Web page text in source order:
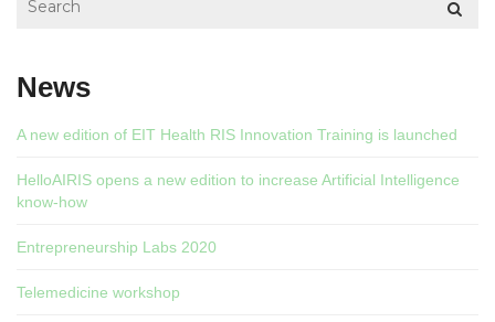
News
A new edition of EIT Health RIS Innovation Training is launched
HelloAIRIS opens a new edition to increase Artificial Intelligence
know-how
Entrepreneurship Labs 2020
Telemedicine workshop